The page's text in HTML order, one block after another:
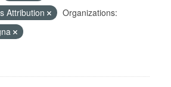
Attribution
Organizations: